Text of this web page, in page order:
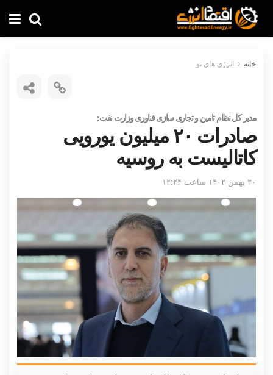
خانه انرژی های نو
مدیر کل نظام تامین و تجاری سازی فناوری وزارت نفت:
صادرات ۲۰ میلیون یورویی
کاتالیست به روسیه
۳۰ بهمن ۱۴۰۲ ساعت ۱۲:۲۴